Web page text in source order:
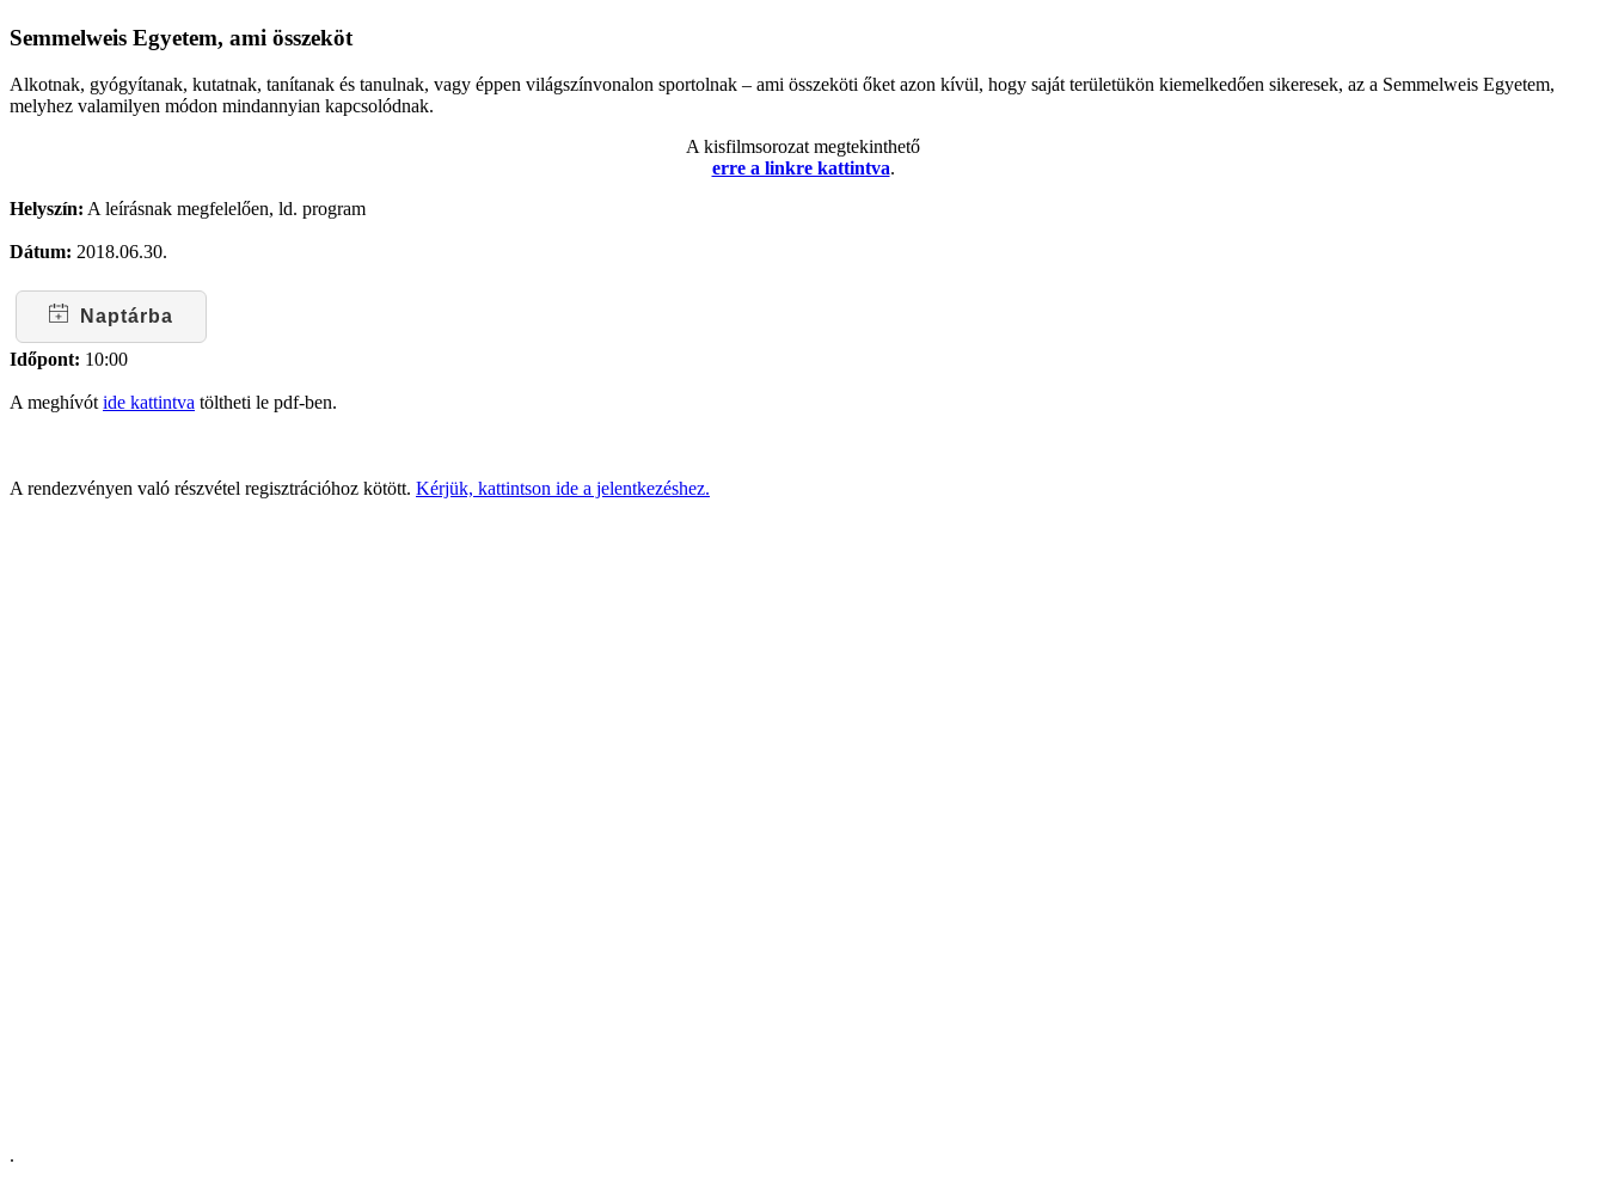
Semmelweis Egyetem, ami összeköt
Alkotnak, gyógyítanak, kutatnak, tanítanak és tanulnak, vagy éppen világszínvonalon sportolnak – ami összeköti őket azon kívül, hogy saját területükön kiemelkedően sikeresek, az a Semmelweis Egyetem,
melyhez valamilyen módon mindannyian kapcsolódnak.
A kisfilmsorozat megtekinthető
erre a linkre kattintva.
Helyszín: A leírásnak megfelelően, ld. program
Dátum: 2018.06.30.
Naptárba
Időpont: 10:00
A meghívót ide kattintva töltheti le pdf-ben.
A rendezvényen való részvétel regisztrációhoz kötött. Kérjük, kattintson ide a jelentkezéshez.
.